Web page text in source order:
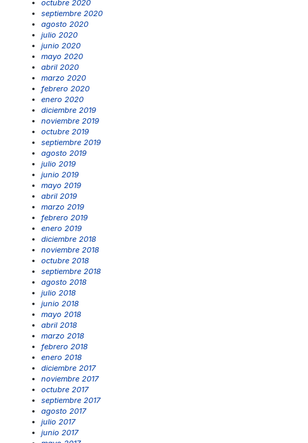
octubre 2020
septiembre 2020
agosto 2020
julio 2020
junio 2020
mayo 2020
abril 2020
marzo 2020
febrero 2020
enero 2020
diciembre 2019
noviembre 2019
octubre 2019
septiembre 2019
agosto 2019
julio 2019
junio 2019
mayo 2019
abril 2019
marzo 2019
febrero 2019
enero 2019
diciembre 2018
noviembre 2018
octubre 2018
septiembre 2018
agosto 2018
julio 2018
junio 2018
mayo 2018
abril 2018
marzo 2018
febrero 2018
enero 2018
diciembre 2017
noviembre 2017
octubre 2017
septiembre 2017
agosto 2017
julio 2017
junio 2017